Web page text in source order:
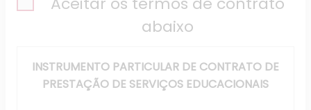
INSTRUMENTO PARTICULAR DE CONTRATO DE
PRESTAÇÃO DE SERVIÇOS EDUCACIONAIS